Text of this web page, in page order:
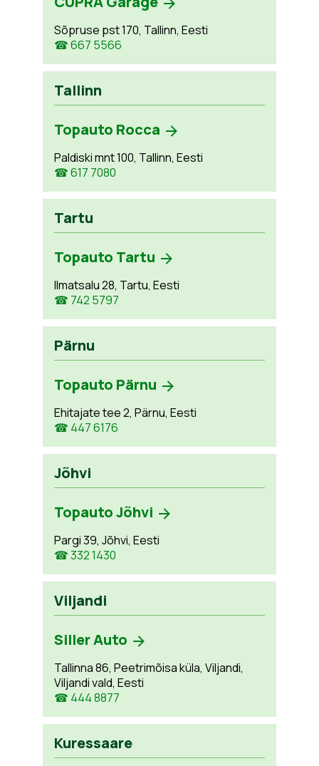
Sõpruse pst 170, Tallinn, Eesti
☎ 667 5566
Tallinn
Topauto Rocca
Paldiski mnt 100, Tallinn, Eesti
☎ 617 7080
Tartu
Topauto Tartu
Ilmatsalu 28, Tartu, Eesti
☎ 742 5797
Pärnu
Topauto Pärnu
Ehitajate tee 2, Pärnu, Eesti
☎ 447 6176
Jõhvi
Topauto Jõhvi
Pargi 39, Jõhvi, Eesti
☎ 332 1430
Viljandi
Siller Auto
Tallinna 86, Peetrimõisa küla, Viljandi,
Viljandi vald, Eesti
☎ 444 8877
Kuressaare